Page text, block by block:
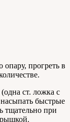
прогреть в
ст. ложка с
насыпать быстрые
тщательно при